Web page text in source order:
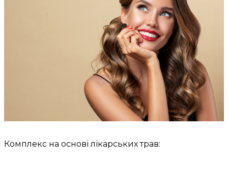
Комплекс на основі лікарських трав: